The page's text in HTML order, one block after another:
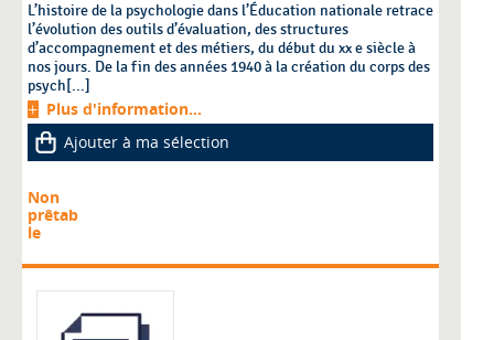
L’histoire de la psychologie dans l’Éducation nationale retrace
l’évolution des outils d’évaluation, des structures
d’accompagnement et des métiers, du début du xx e siècle à
nos jours. De la fin des années 1940 à la création du corps des
psych[...]
Plus d'information...
Ajouter à ma sélection
Non
prêtab
le